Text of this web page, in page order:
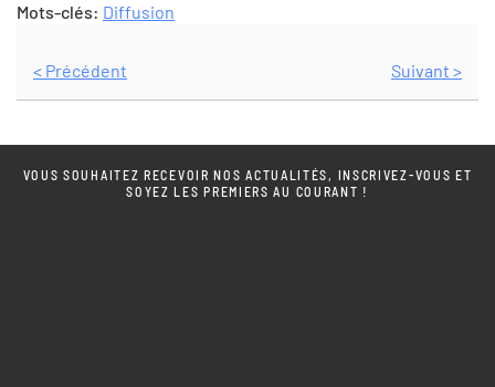
Mots-clés: Diffusion
< Précédent Suivant >
VOUS SOUHAITEZ RECEVOIR NOS ACTUALITÉS, INSCRIVEZ-VOUS ET
SOYEZ LES PREMIERS AU COURANT !